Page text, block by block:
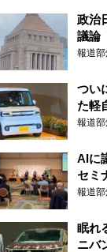
政治
議論
報道部
つい
た軽
報道部
AIに
セミ
報道部
眠れ
ニバ